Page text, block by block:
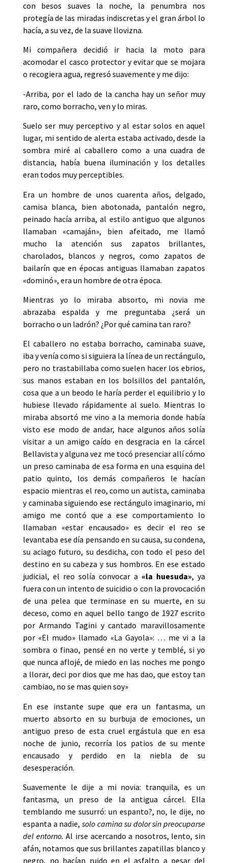
con besos suaves la noche, la penumbra nos
protegía de las miradas indiscretas y el gran árbol lo
hacía, a su vez, de la suave llovizna.
Mi compañera decidió ir hacia la moto para
acomodar el casco protector y evitar que se mojara
o recogiera agua, regresó suavemente y me dijo:
-Arriba, por el lado de la cancha hay un señor muy
raro, como borracho, ven y lo miras.
Suelo ser muy perceptivo y al estar solos en aquel
lugar, mi sentido de alerta estaba activado, desde la
sombra miré al caballero como a una cuadra de
distancia, había buena iluminación y los detalles
eran todos muy perceptibles.
Era un hombre de unos cuarenta años, delgado,
camisa blanca, bien abotonada, pantalón negro,
peinado hacía arriba, al estilo antiguo que algunos
llamaban «camaján», bien afeitado, me llamó
mucho la atención sus zapatos brillantes,
charolados, blancos y negros, como zapatos de
bailarín que en épocas antiguas llamaban zapatos
«dominó», era un hombre de otra época.
Mientras yo lo miraba absorto, mi novia me
abrazaba espalda y me preguntaba ¿será un
borracho o un ladrón? ¿Por qué camina tan raro?
El caballero no estaba borracho, caminaba suave,
iba y venía como si siguiera la línea de un rectángulo,
pero no trastabillaba como suelen hacer los ebrios,
sus manos estaban en los bolsillos del pantalón,
cosa que a un beodo le haría perder el equilibrio y lo
hubiese llevado rápidamente al suelo. Mientras lo
miraba absortó me vino a la memoria donde había
visto ese modo de andar, hace algunos años solía
visitar a un amigo caído en desgracia en la cárcel
Bellavista y alguna vez me tocó presenciar allí cómo
un preso caminaba de esa forma en una esquina del
patio quinto, los demás compañeros le hacían
espacio mientras el reo, como un autista, caminaba
y caminaba siguiendo ese rectángulo imaginario, mi
amigo me contó que a ese comportamiento lo
llamaban «estar encausado» es decir el reo se
levantaba ese día pensando en su causa, su condena,
su aciago futuro, su desdicha, con todo el peso del
destino en su cabeza y sus hombros. En ese estado
judicial, el reo solía convocar a «la huesuda», ya
fuera con un intento de suicidio o con la provocación
de una pelea que terminase en su muerte, en su
deceso, como en aquel bello tango de 1927 escrito
por Armando Tagini y cantado maravillosamente
por «El mudo» llamado «La Gayola»: … me vi a la
sombra o finao, pensé en no verte y temblé, si yo
que nunca aflojé, de miedo en las noches me pongo
a llorar, deci por dios que me has dao, que estoy tan
cambiao, no se mas quien soy»
En ese instante supe que era un fantasma, un
muerto absorto en su burbuja de emociones, un
antiguo preso de esta cruel ergástula que en esa
noche de junio, recorría los patios de su mente
encausado y perdido en la niebla de su
desesperación.
Suavemente le dije a mi novia: tranquila, es un
fantasma, un preso de la antigua cárcel. Ella
temblando me susurró: un espanto?, no, le dije, no
espanta a nadie, solo camina su dolor sin preocuparse
del entorno. Al irse acercando a nosotros, lento, sin
afán, notamos que sus brillantes zapatillas blanco y
negro, no hacían ruido en el asfalto a pesar del